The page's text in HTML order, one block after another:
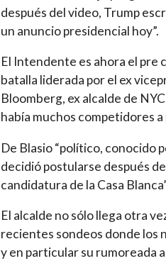
después del video, Trump
un anuncio presidencial hoy”.
El Intendente es ahora el pre
batalla liderada por el ex
Bloomberg, ex alcalde de
había muchos competidores
De Blasio “político, conocido
decidió postularse después
candidatura de la Casa
El alcalde no sólo llega otra
recientes sondeos donde los
y en particular su rumoreada